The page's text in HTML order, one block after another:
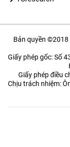
Bản quyền ©2018
Giấy phép gốc: Số
Giấy phép điều
Chịu trách nhiệm: